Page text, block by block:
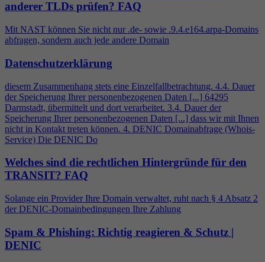
anderer TLDs prüfen? FAQ
Mit NAST können Sie nicht nur .de- sowie .9.4.e164.arpa-Domains
abfragen, sondern auch jede andere Domain
Datenschutzerklärung
diesem Zusammenhang stets eine Einzelfallbetrachtung. 4.4. Dauer
der Speicherung Ihrer personenbezogenen Daten [...] 64295
Darmstadt, übermittelt und dort verarbeitet. 3.4. Dauer der
Speicherung Ihrer personenbezogenen Daten [...] dass wir mit Ihnen
nicht in Kontakt treten können. 4. DENIC Domainabfrage (Whois-
Service) Die DENIC Do
Welches sind die rechtlichen Hintergründe für den
TRANSIT? FAQ
Solange ein Provider Ihre Domain verwaltet, ruht nach § 4 Absatz 2
der DENIC-Domainbedingungen Ihre Zahlung
Spam & Phishing: Richtig reagieren & Schutz |
DENIC